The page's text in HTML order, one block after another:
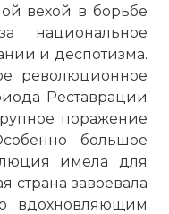
вехой в борьбе
национальное
и деспотизма.
революционное
Реставрации
поражение
большое
имела для
страна завоевала
вдохновляющим